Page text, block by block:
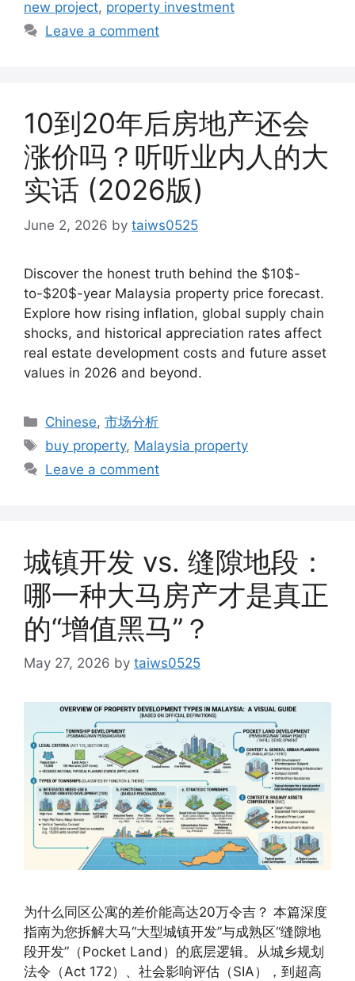
new project, property investment
Leave a comment
10到20年后房地产还会
涨价吗？听听业内人的大
实话 (2026版)
June 2, 2026 by taiws0525
Discover the honest truth behind the $10$-
to-$20$-year Malaysia property price forecast.
Explore how rising inflation, global supply chain
shocks, and historical appreciation rates affect
real estate development costs and future asset
values in 2026 and beyond.
Categories
Chinese,市场分析
Tags
buy property, Malaysia property
Leave a comment
城镇开发 vs. 缝隙地段：
哪一种大马房产才是真正
的“增值黑马”？
May 27, 2026 by taiws0525
为什么同区公寓的差价能高达20万令吉？ 本篇深度
指南为您拆解大马“大型城镇开发”与成熟区“缝隙地
段开发”（Pocket Land）的底层逻辑。从城乡规划
法令（Act 172）、社会影响评估（SIA），到超高